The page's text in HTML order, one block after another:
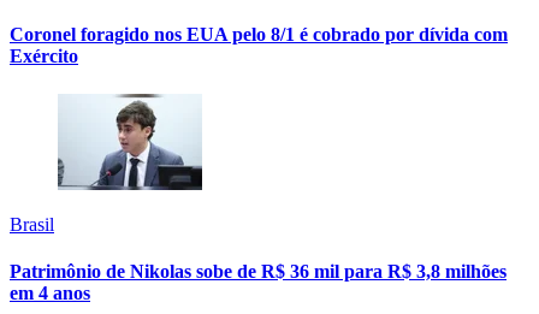
Coronel foragido nos EUA pelo 8/1 é cobrado por dívida com
Exército
Brasil
Patrimônio de Nikolas sobe de R$ 36 mil para R$ 3,8 milhões
em 4 anos